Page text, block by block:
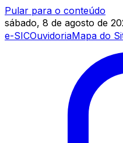
Pular para o conteúdo
sábado, 8 de agosto de
e-SICOuvidoriaMapa do